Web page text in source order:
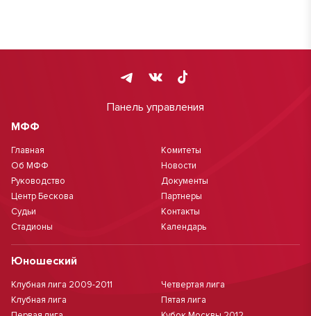
Панель управления
МФФ
Главная
Об МФФ
Руководство
Центр Бескова
Судьи
Стадионы
Комитеты
Новости
Документы
Партнеры
Контакты
Календарь
Юношеский
Клубная лига 2009-2011
Клубная лига
Четвертая лига
Пятая лига